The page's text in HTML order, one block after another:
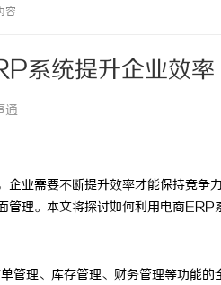
容
系统提升企业效率
通
企业需要不断提升效率才能保持竞
管理。本文将探讨如何利用电商ERP
管理、库存管理、财务管理等功能